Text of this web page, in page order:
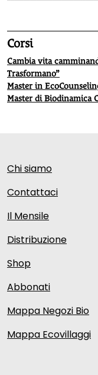
Corsi
Cambia vita
Trasformano”
Master in
Master di Biodinamica
Chi siamo
Contattaci
Il Mensile
Distribuzione
Shop
Abbonati
Mappa Negozi Bio
Mappa Ecovillaggi